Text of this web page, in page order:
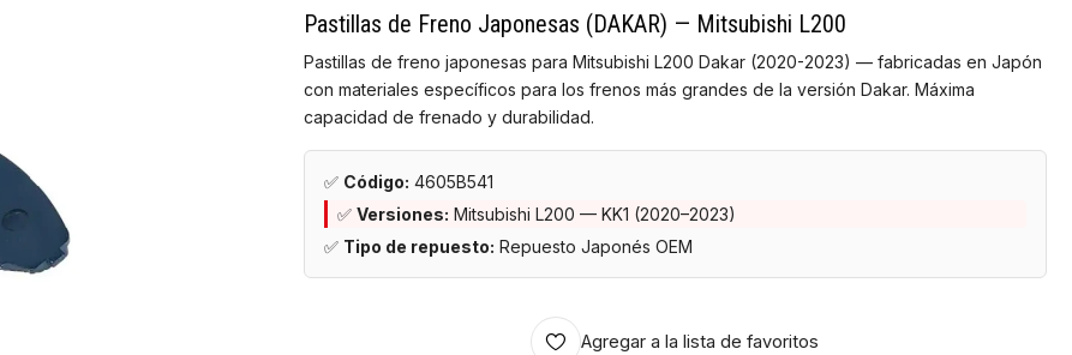
Pastillas de Freno Japonesas (DAKAR) — Mitsubishi L200
Pastillas de freno japonesas para Mitsubishi L200 Dakar (2020-2023) — fabricadas en Japón
con materiales específicos para los frenos más grandes de la versión Dakar. Máxima
capacidad de frenado y durabilidad.
✅ Código: 4605B541
✅ Versiones: Mitsubishi L200 — KK1 (2020–2023)
✅ Tipo de repuesto: Repuesto Japonés OEM
Agregar a la lista de favoritos